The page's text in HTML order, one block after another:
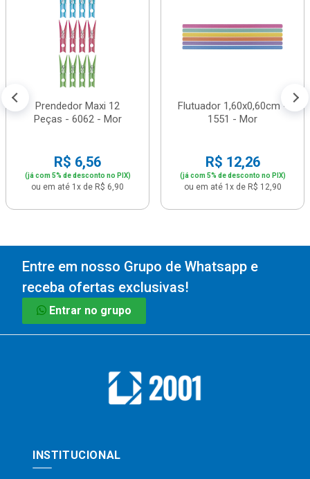
Prendedor Maxi 12
Peças - 6062 - Mor
R$ 6,56
(já com 5% de desconto no PIX)
ou em até 1x de R$ 6,90
Flutuador 1,60x0,60cm -
1551 - Mor
R$ 12,26
(já com 5% de desconto no PIX)
ou em até 1x de R$ 12,90
Entre em nosso Grupo de Whatsapp e
receba ofertas exclusivas!
Entrar no grupo
INSTITUCIONAL